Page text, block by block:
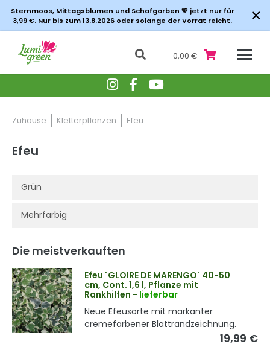
Sternmoos, Mittagsblumen und Schafgarben 💚 jetzt nur für
3,99 €. Nur bis zum 13.8.2026 oder solange der Vorrat reicht.
×
0,00 €
Zuhause Kletterpflanzen Efeu
Efeu
Grün
Mehrfarbig
Die meistverkauften
Efeu ´GLOIRE DE MARENGO´ 40-50
cm, Cont. 1,6 l, Pflanze mit
Rankhilfen - lieferbar
Neue Efeusorte mit markanter
cremefarbener Blattrandzeichnung.
19,99 €